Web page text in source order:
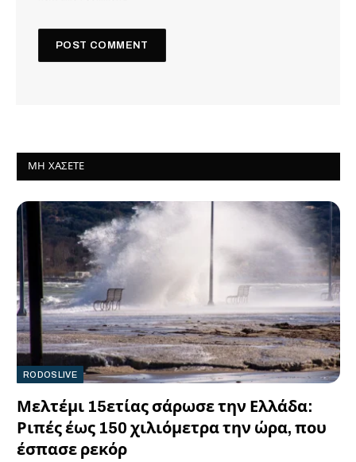
ΜΗ ΧΆΣΕΤΕ
RODOSLIVE
Μελτέμι 15ετίας σάρωσε την Ελλάδα:
Ριπές έως 150 χιλιόμετρα την ώρα, που
έσπασε ρεκόρ